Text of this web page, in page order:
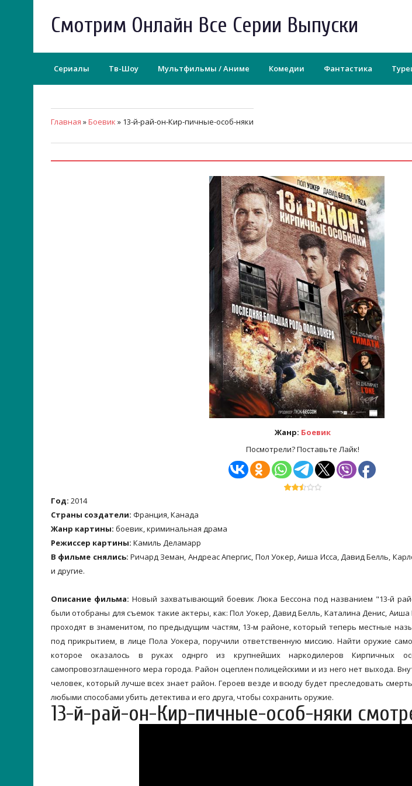
Смотрим Онлайн Все Серии Выпуски
Сериалы Тв-Шоу Мультфильмы / Аниме Комедии Фантастика
Главная »Боевик » 13-й-рай-он-Кир-пичные-особ-няки
Жанр: Боевик
Посмотрели? Поставьте Лайк!
Год: 2014
Страны создатели: Франция, Канада
Жанр картины: боевик, криминальная драма
Режиссер картины: Камиль Деламарр
В фильме снялись:Ричард Земан, Андреас Апергис, Пол Уокер, Аиша Исса, Давид Белль,
и другие.
Описание фильма: Новый захватывающий боевик Люка Бессона под названием "13-й
были отобраны для съемок такие актеры, как: Пол Уокер, Давид Белль, Каталина Денис, Аиша
проходят в знаменитом, по предыдущим частям, 13-м районе, который теперь местные
под прикрытием, в лице Пола Уокера, поручили ответственную миссию. Найти оружие
которое оказалось в руках однрго из крупнейших наркодилеров Кирпичных
самопровозглашенного мера города. Район оцеплен полицейскими и из него нет выхода.
человек, который лучше всех знает район. Героев везде и всюду будет преследовать
любыми способами убить детектива и его друга, чтобы сохранить оружие.
13-й-рай-он-Кир-пичные-особ-няки